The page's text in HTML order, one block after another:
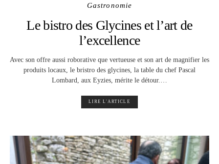
Gastronomie
Le bistro des Glycines et l’art de
l’excellence
Avec son offre aussi roborative que vertueuse et son art de magnifier les
produits locaux, le bristro des glycines, la table du chef Pascal
Lombard, aux Eyzies, mérite le détour.…
LIRE L'ARTICLE